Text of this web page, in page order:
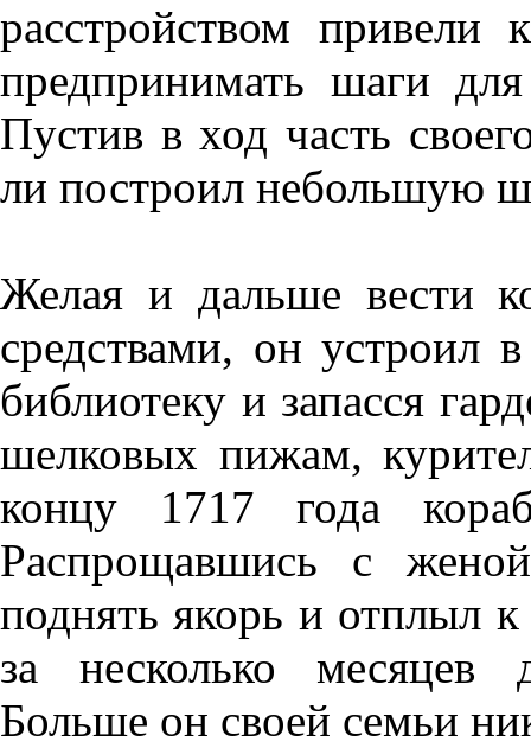
расстройством
предпринимать шаги
Пустив в ход часть
ли построил небольшую
Желая и дальше вести
средствами, он устроил
библиотеку и запасся
шелковых пижам,
концу 1717 года
Распрощавшись с
поднять якорь и отплыл к
за несколько месяцев
Больше он своей семьи